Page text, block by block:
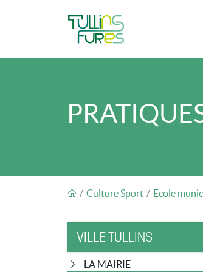
FIL D'ARIANE
Culture Sport Ecole
VILLE TULLINS
LA MAIRIE